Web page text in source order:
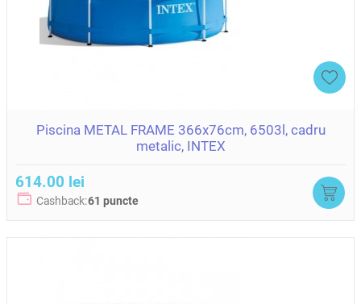
Piscina METAL FRAME 366x76cm, 6503l, cadru
metalic, INTEX
614.00 lei
Cashback:61 puncte